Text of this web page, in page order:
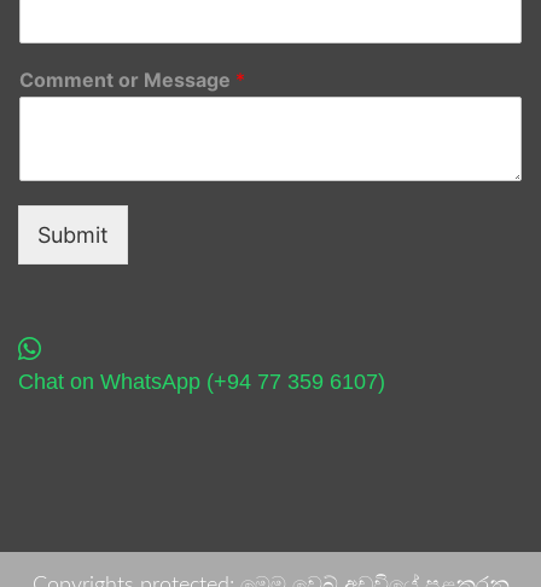
Comment or Message *
Submit
Chat on WhatsApp (+94 77 359 6107)